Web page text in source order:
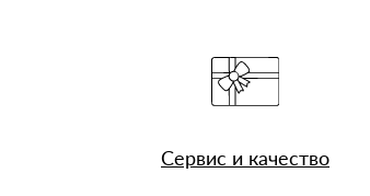
Сервис и качество